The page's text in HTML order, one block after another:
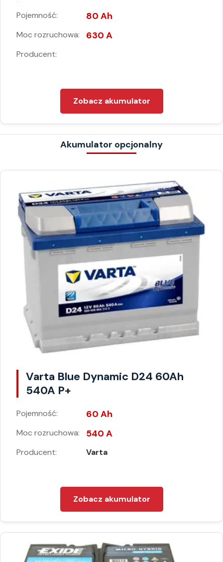
Pojemność: 80 Ah
Moc rozruchowa: 630 A
Producent:
Zobacz akumulator
Akumulator opcjonalny
Varta Blue Dynamic D24 60Ah
540A P+
Pojemność: 60 Ah
Moc rozruchowa: 540 A
Producent: Varta
Zobacz akumulator